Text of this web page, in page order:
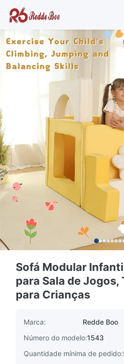
Sofá Modular
para Sala de
para Crianças
Marca:
Redde Boo
Número do modelo:1543
Quantidade mínima de pedido: